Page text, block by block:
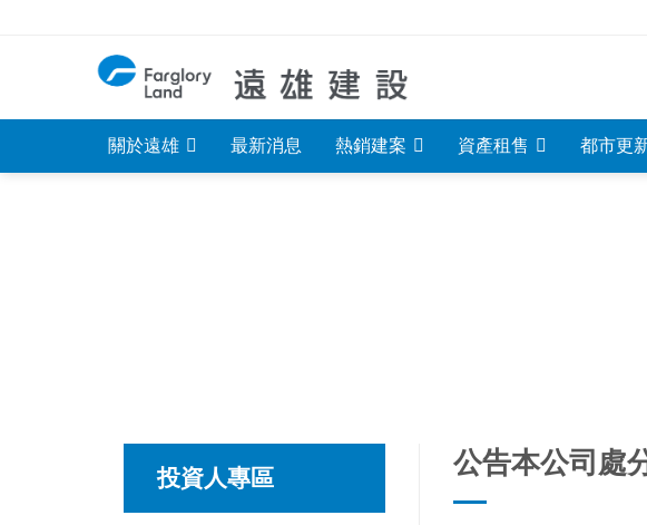
關於遠雄 最新消息 熱銷建案 資產租售 都市更
投資人專區 公告本公司處